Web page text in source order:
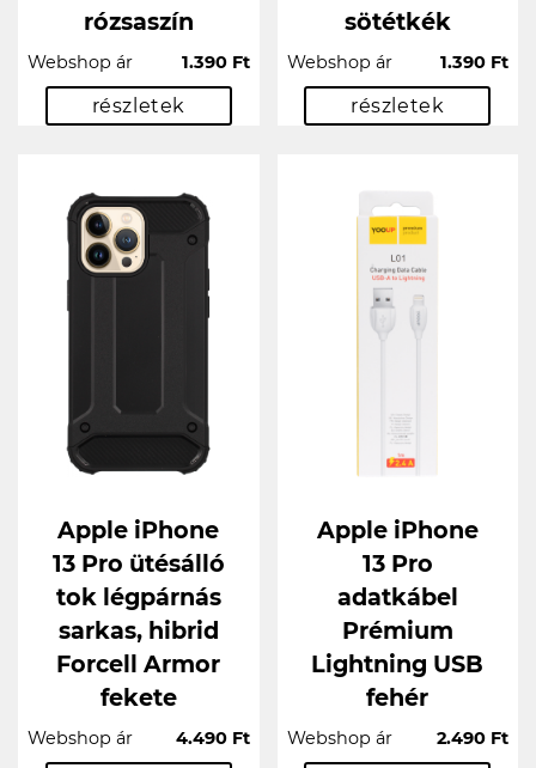
rózsaszín
Webshop ár 1.390 Ft
részletek
sötétkék
Webshop ár 1.390 Ft
részletek
Apple iPhone
13 Pro ütésálló
tok légpárnás
sarkas, hibrid
Forcell Armor
fekete
Webshop ár 4.490 Ft
Apple iPhone
13 Pro
adatkábel
Prémium
Lightning USB
fehér
Webshop ár 2.490 Ft